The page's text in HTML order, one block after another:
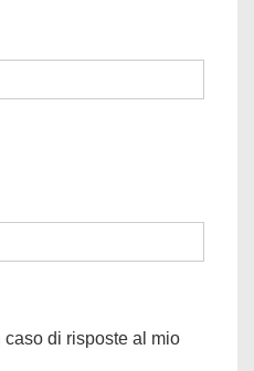
di risposte al mio